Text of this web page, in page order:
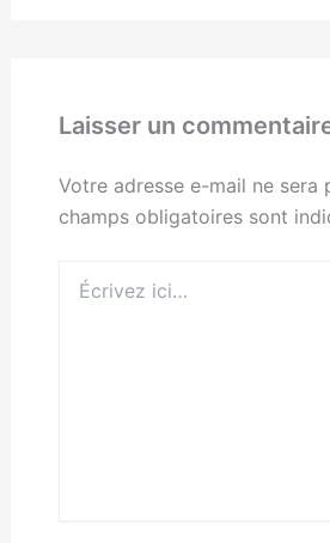
Laisser un
Votre adresse e-mail ne sera
champs obligatoires sont
ici…